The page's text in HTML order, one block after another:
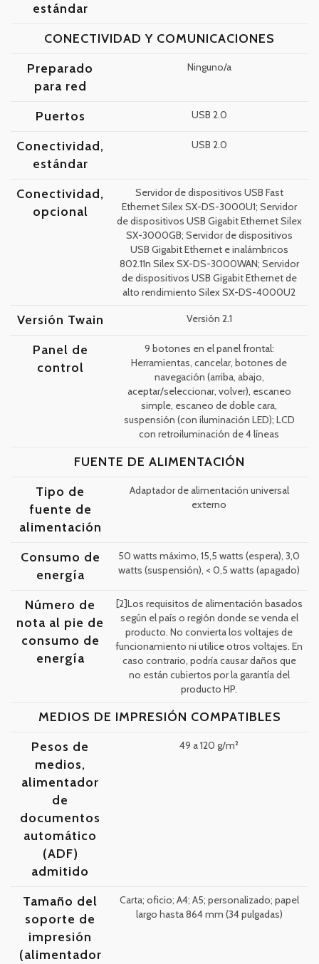
estándar
CONECTIVIDAD Y COMUNICACIONES
Preparado
para red
Ninguno/a
Puertos USB 2.0
Conectividad,
estándar
USB 2.0
Conectividad,
opcional
Servidor de dispositivos USB Fast
Ethernet Silex SX-DS-3000U1; Servidor
de dispositivos USB Gigabit Ethernet Silex
SX-3000GB; Servidor de dispositivos
USB Gigabit Ethernet e inalámbricos
802.11n Silex SX-DS-3000WAN; Servidor
de dispositivos USB Gigabit Ethernet de
alto rendimiento Silex SX-DS-4000U2
Versión Twain Versión 2.1
Panel de
control
9 botones en el panel frontal:
Herramientas, cancelar, botones de
navegación (arriba, abajo,
aceptar/seleccionar, volver), escaneo
simple, escaneo de doble cara,
suspensión (con iluminación LED); LCD
con retroiluminación de 4 líneas
FUENTE DE ALIMENTACIÓN
Tipo de
fuente de
alimentación
Adaptador de alimentación universal
externo
Consumo de
energía
50 watts máximo, 15,5 watts (espera), 3,0
watts (suspensión), < 0,5 watts (apagado)
Número de
nota al pie de
consumo de
energía
[2]Los requisitos de alimentación basados
según el país o región donde se venda el
producto. No convierta los voltajes de
funcionamiento ni utilice otros voltajes. En
caso contrario, podría causar daños que
no están cubiertos por la garantía del
producto HP.
MEDIOS DE IMPRESIÓN COMPATIBLES
Pesos de
medios,
alimentador
de
documentos
automático
(ADF)
admitido
49 a 120 g/m²
Tamaño del
soporte de
impresión
(alimentador
Carta; oficio; A4; A5; personalizado; papel
largo hasta 864 mm (34 pulgadas)